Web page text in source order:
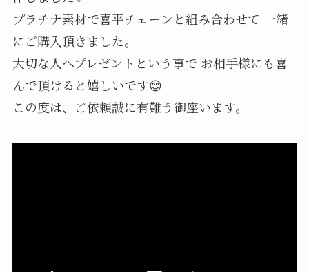
プラチナ素材で喜平チェーンと組み合わせて 一緒
にご購入頂きました。
大切な人へプレゼントという事で お相手様にも喜
んで頂けると嬉しいです😊
この度は、ご依頼誠に有難う御座います。